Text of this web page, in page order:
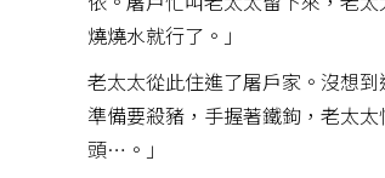
燒燒水就行了。」
老太太從此住進了屠戶家。沒想
準備要殺豬，手握著鐵鉤，老太
頭…。」